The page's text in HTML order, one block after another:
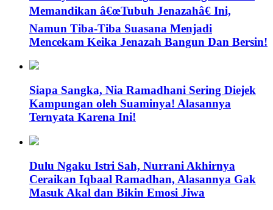
Memandikan â€œTubuh Jenazahâ€ Ini,
Namun Tiba-Tiba Suasana Menjadi
Mencekam Keika Jenazah Bangun Dan Bersin!
Siapa Sangka, Nia Ramadhani Sering Diejek
Kampungan oleh Suaminya! Alasannya
Ternyata Karena Ini!
Dulu Ngaku Istri Sah, Nurrani Akhirnya
Ceraikan Iqbaal Ramadhan, Alasannya Gak
Masuk Akal dan Bikin Emosi Jiwa